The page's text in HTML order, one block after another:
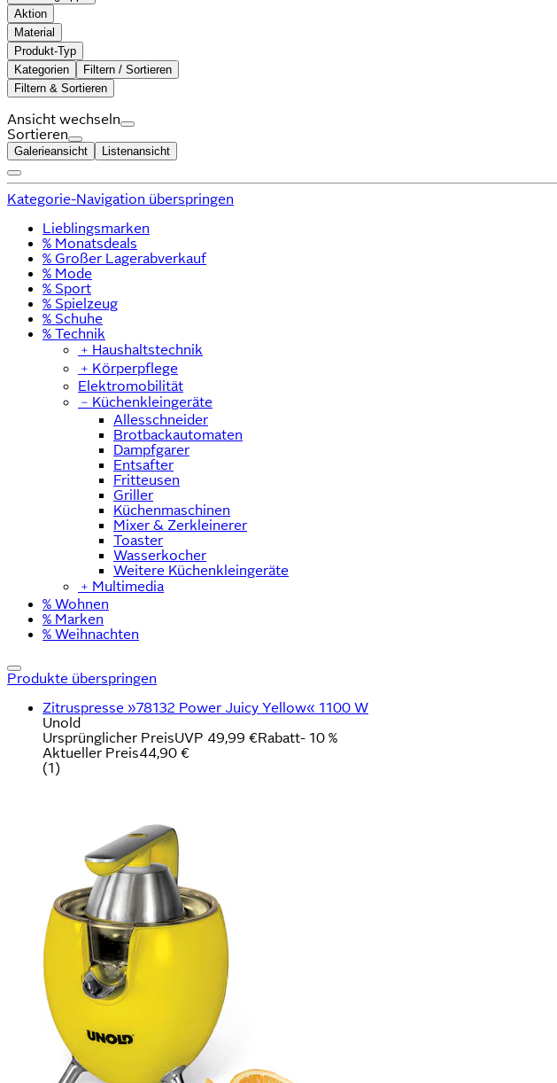
Aktion
Material
Produkt-Typ
Kategorien
Filtern / Sortieren
Filtern & Sortieren
Ansicht wechseln
Sortieren
Galerieansicht Listenansicht
Kategorie-Navigation überspringen
Lieblingsmarken
% Monatsdeals
% Großer Lagerabverkauf
% Mode
% Sport
% Spielzeug
% Schuhe
% Technik
﹢ Haushaltstechnik
﹢ Körperpflege
Elektromobilität
﹣ Küchenkleingeräte
Allesschneider
Brotbackautomaten
Dampfgarer
Entsafter
Fritteusen
Griller
Küchenmaschinen
Mixer & Zerkleinerer
Toaster
Wasserkocher
Weitere Küchenkleingeräte
﹢ Multimedia
% Wohnen
% Marken
% Weihnachten
Produkte überspringen
Zitruspresse »78132 Power Juicy Yellow« 1100 W
Unold
Ursprünglicher PreisUVP 49,99 €Rabatt- 10 %
Aktueller Preis44,90 €
(1)